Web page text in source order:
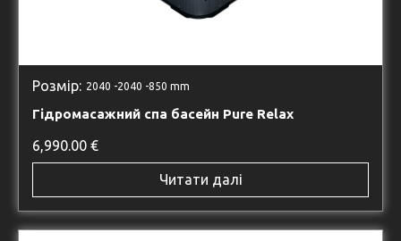
Розмір: 2040 -2040 -850 mm
Гідромасажний спа басейн Pure Relax
6,990.00 €
Читати далі